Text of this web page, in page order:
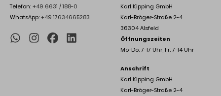
Telefon:+49 6631 / 188-0
WhatsApp:+49 17634665283
Karl Kipping GmbH
Karl-Bröger-Straße 2-4
36304 Alsfeld
Öffnungszeiten
Mo-Do: 7-17 Uhr, Fr: 7-14 Uhr
Anschrift
Karl Kipping GmbH
Karl-Bröger-Straße 2-4